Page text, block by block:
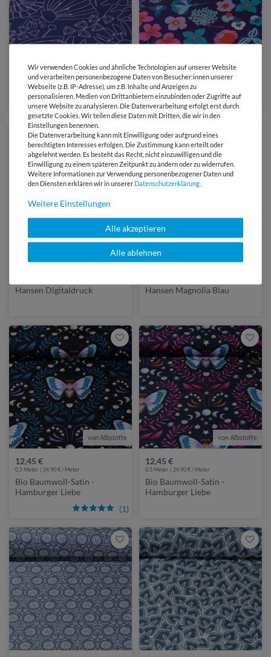
0,5 Meter | 10,50 € / Meter
Baumwoll-Popeline - Nerida
Hansen Eden Navy
0,5 Meter | 11,90 € / Meter
Baumwoll-Popeline - Nerida
Hansen Digitaldruck
Meadow Flower Blau
5,95 €
Hansen Digitaldruck
5,95 €
Hansen Magnolia Blau
von Albstoffe
12,45 €
(1)
0,5 Meter | 24,90 € / Meter
Bio Baumwoll-Satin -
Hamburger Liebe
Digitaldruck Midnight Luna
Moth Schwarz Blau
von Albstoffe
12,45 €
0,5 Meter | 24,90 € / Meter
Bio Baumwoll-Satin -
Hamburger Liebe
Wir verwenden Cookies und ähnliche Technologien auf unserer Website
und verarbeiten personenbezogene Daten von Besucher:innen unserer
Webseite (z.B. IP-Adresse), um z.B. Inhalte und Anzeigen zu
personalisieren, Medien von Drittanbietern einzubinden oder Zugriffe auf
unsere Website zu analysieren. Die Datenverarbeitung erfolgt erst durch
gesetzte Cookies. Wir teilen diese Daten mit Dritten, die wir in den
Einstellungen benennen.
Die Datenverarbeitung kann mit Einwilligung oder aufgrund eines
berechtigten Interesses erfolgen. Die Zustimmung kann erteilt oder
abgelehnt werden. Es besteht das Recht, nicht einzuwilligen und die
Einwilligung zu einem späteren Zeitpunkt zu ändern oder zu widerrufen.
Weitere Informationen zur Verwendung personenbezogener Daten und
den Diensten erklären wir in unserer Daten­schutz­erklärung
Weitere Einstellungen
Alle akzeptieren
Alle ablehnen